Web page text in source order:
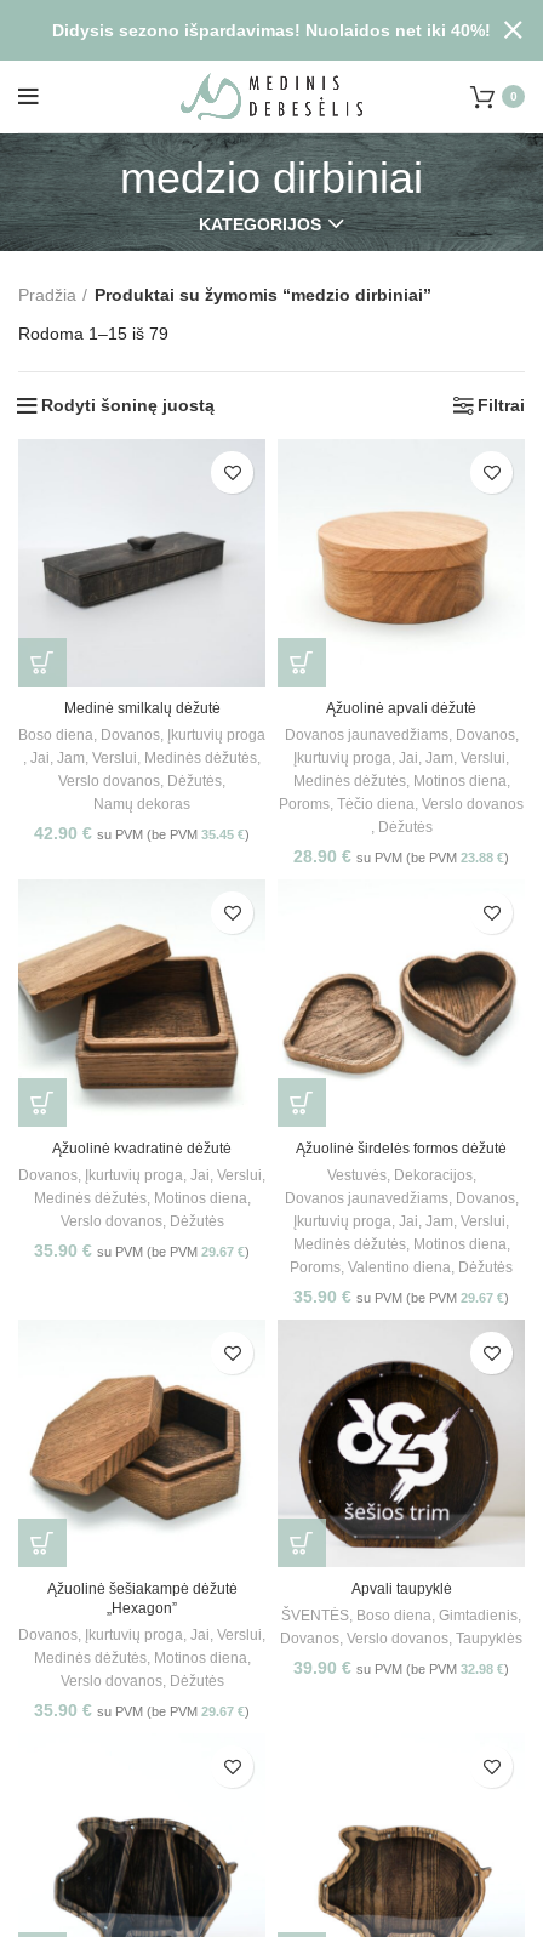
0
medzio dirbiniai
KATEGORIJOS
Pradžia
Produktai su žymomis “medzio dirbiniai”
Rodoma 1–15 iš 79
Rodyti šoninę juostą Filtrai
Medinė smilkalų dėžutė
Boso diena, Dovanos, Įkurtuvių proga
, Jai, Jam, Verslui, Medinės dėžutės,
Verslo dovanos, Dėžutės,
Namų dekoras
42.90 € su PVM (be PVM 35.45 €)
Ąžuolinė apvali dėžutė
Dovanos jaunavedžiams, Dovanos,
Įkurtuvių proga, Jai, Jam, Verslui,
Medinės dėžutės, Motinos diena,
Poroms, Tėčio diena, Verslo dovanos
, Dėžutės
28.90 € su PVM (be PVM 23.88 €)
Ąžuolinė kvadratinė dėžutė
Dovanos, Įkurtuvių proga, Jai, Verslui,
Medinės dėžutės, Motinos diena,
Verslo dovanos, Dėžutės
35.90 € su PVM (be PVM 29.67 €)
Ąžuolinė širdelės formos dėžutė
Vestuvės, Dekoracijos,
Dovanos jaunavedžiams, Dovanos,
Įkurtuvių proga, Jai, Jam, Verslui,
Medinės dėžutės, Motinos diena,
Poroms, Valentino diena, Dėžutės
35.90 € su PVM (be PVM 29.67 €)
Ąžuolinė šešiakampė dėžutė
„Hexagon”
Dovanos, Įkurtuvių proga, Jai, Verslui,
Medinės dėžutės, Motinos diena,
Verslo dovanos, Dėžutės
35.90 € su PVM (be PVM 29.67 €)
Apvali taupyklė
ŠVENTĖS, Boso diena, Gimtadienis,
Dovanos, Verslo dovanos, Taupyklės
39.90 € su PVM (be PVM 32.98 €)
Didysis sezono išpardavimas! Nuolaidos net iki 40%!